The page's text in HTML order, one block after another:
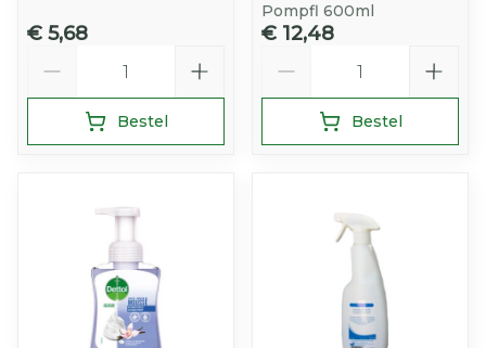
€ 5,68
Bestel
Pompfl 600ml
€ 12,48
Bestel